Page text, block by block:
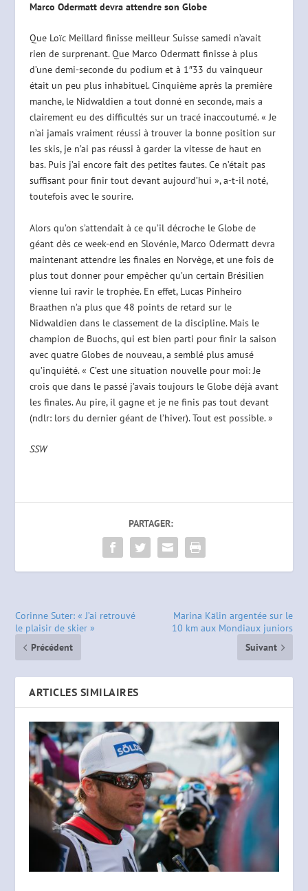
Marco Odermatt devra attendre son Globe
Que Loïc Meillard finisse meilleur Suisse samedi n’avait
rien de surprenant. Que Marco Odermatt finisse à plus
d’une demi-seconde du podium et à 1″33 du vainqueur
était un peu plus inhabituel. Cinquième après la première
manche, le Nidwaldien a tout donné en seconde, mais a
clairement eu des difficultés sur un tracé inaccoutumé. « Je
n’ai jamais vraiment réussi à trouver la bonne position sur
les skis, je n’ai pas réussi à garder la vitesse de haut en
bas. Puis j’ai encore fait des petites fautes. Ce n’était pas
suffisant pour finir tout devant aujourd’hui », a-t-il noté,
toutefois avec le sourire.
Alors qu’on s’attendait à ce qu’il décroche le Globe de
géant dès ce week-end en Slovénie, Marco Odermatt devra
maintenant attendre les finales en Norvège, et une fois de
plus tout donner pour empêcher qu’un certain Brésilien
vienne lui ravir le trophée. En effet, Lucas Pinheiro
Braathen n’a plus que 48 points de retard sur le
Nidwaldien dans le classement de la discipline. Mais le
champion de Buochs, qui est bien parti pour finir la saison
avec quatre Globes de nouveau, a semblé plus amusé
qu’inquiété. « C’est une situation nouvelle pour moi: Je
crois que dans le passé j’avais toujours le Globe déjà avant
les finales. Au pire, il gagne et je ne finis pas tout devant
(ndlr: lors du dernier géant de l’hiver). Tout est possible. »
SSW
PARTAGER:
Corinne Suter: « J’ai retrouvé
le plaisir de skier »
Précédent
Marina Kälin argentée sur le
10 km aux Mondiaux juniors
Suivant
ARTICLES SIMILAIRES